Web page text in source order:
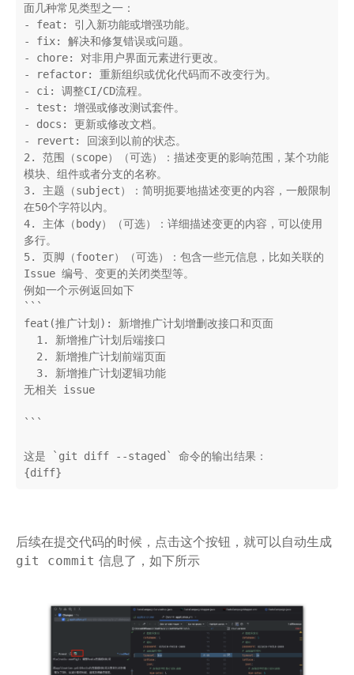
面几种常见类型之一：
- feat: 引入新功能或增强功能。
- fix: 解决和修复错误或问题。
- chore: 对非用户界面元素进行更改。
- refactor: 重新组织或优化代码而不改变行为。
- ci: 调整CI/CD流程。
- test: 增强或修改测试套件。
- docs: 更新或修改文档。
- revert: 回滚到以前的状态。
2. 范围（scope）（可选）：描述变更的影响范围，某个功能
模块、组件或者分支的名称。
3. 主题（subject）：简明扼要地描述变更的内容，一般限制
在50个字符以内。
4. 主体（body）（可选）：详细描述变更的内容，可以使用
多行。
5. 页脚（footer）（可选）：包含一些元信息，比如关联的
Issue 编号、变更的关闭类型等。
例如一个示例返回如下
```
feat(推广计划): 新增推广计划增删改接口和页面
无相关 issue
```
这是 `git diff --staged` 命令的输出结果：
{diff}
后续在提交代码的时候，点击这个按钮，就可以自动生成
git commit 信息了，如下所示